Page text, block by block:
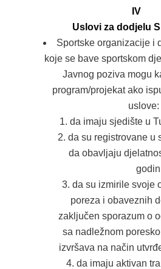
IV
Uslovi za dodjelu
Sportske organizacije i
koje se bave sportskom
Javnog poziva mogu
program/projekat ako
uslove:
da imaju sjedište u
da su registrovane u
da obavljaju
da su izmirile svoje
poreza i obaveznih
zaključen sporazum o
sa nadležnom
izvršava na način
da imaju aktivan